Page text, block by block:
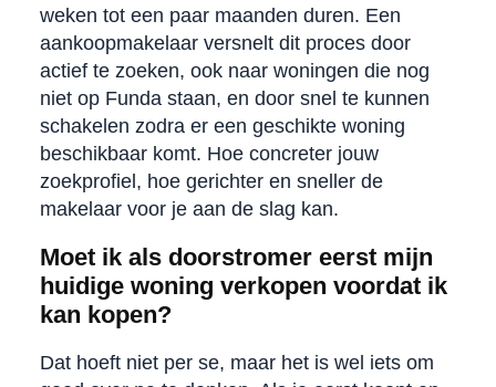
weken tot een paar maanden duren. Een
aankoopmakelaar versnelt dit proces door
actief te zoeken, ook naar woningen die nog
niet op Funda staan, en door snel te kunnen
schakelen zodra er een geschikte woning
beschikbaar komt. Hoe concreter jouw
zoekprofiel, hoe gerichter en sneller de
makelaar voor je aan de slag kan.
Moet ik als doorstromer eerst mijn
huidige woning verkopen voordat ik
kan kopen?
Dat hoeft niet per se, maar het is wel iets om